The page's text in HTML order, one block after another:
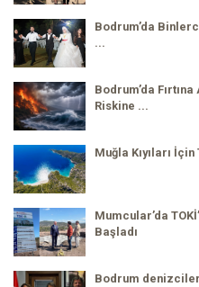
Bodrum’da
...
Bodrum’da
Riskine ...
Muğla Kıyıları
Mumcular’da
Başladı
Bodrum